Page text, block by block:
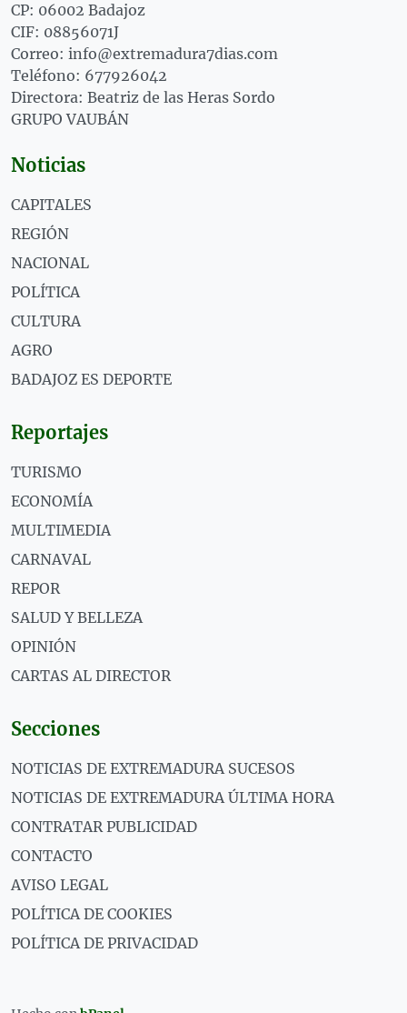
CP: 06002 Badajoz
CIF: 08856071J
Correo: info@extremadura7dias.com
Teléfono: 677926042
Directora: Beatriz de las Heras Sordo
GRUPO VAUBÁN
Noticias
CAPITALES
REGIÓN
NACIONAL
POLÍTICA
CULTURA
AGRO
BADAJOZ ES DEPORTE
Reportajes
TURISMO
ECONOMÍA
MULTIMEDIA
CARNAVAL
REPOR
SALUD Y BELLEZA
OPINIÓN
CARTAS AL DIRECTOR
Secciones
NOTICIAS DE EXTREMADURA SUCESOS
NOTICIAS DE EXTREMADURA ÚLTIMA HORA
CONTRATAR PUBLICIDAD
CONTACTO
AVISO LEGAL
POLÍTICA DE COOKIES
POLÍTICA DE PRIVACIDAD